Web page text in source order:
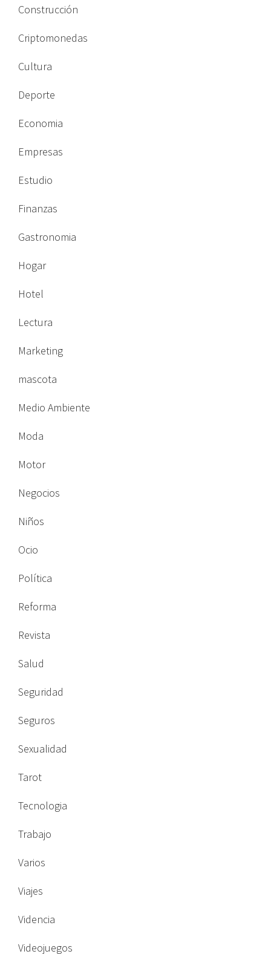
Construcción
Criptomonedas
Cultura
Deporte
Economia
Empresas
Estudio
Finanzas
Gastronomia
Hogar
Hotel
Lectura
Marketing
mascota
Medio Ambiente
Moda
Motor
Negocios
Niños
Ocio
Política
Reforma
Revista
Salud
Seguridad
Seguros
Sexualidad
Tarot
Tecnologia
Trabajo
Varios
Viajes
Videncia
Videojuegos